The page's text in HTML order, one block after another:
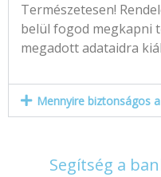
Természetesen!
belül fogod megkapni
megadott adataidra
Mennyire biztonságos
Segítség a